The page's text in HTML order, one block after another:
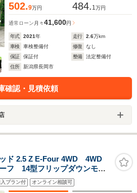
502.9万円 484. 1万円
通常ローン 月々41,600円
年式 2021年 走行 2.6万km
車検
車検整備付 修復
なし
保証
保証付 整備
法定整備付
住所
新潟県長岡市
確認・見積依頼
ド 2.5 Z E-Four 4WD 4WD
フ 14型フリップダウンモニ
再生 全周囲カメラ 両
ゲート レザーシート 前中
入プラン付 オンライン相談可